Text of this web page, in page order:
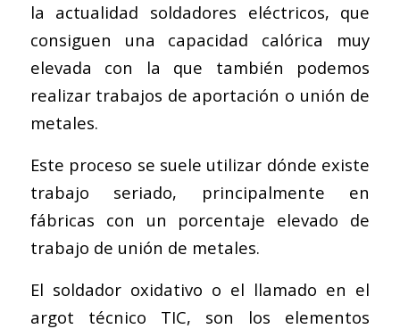
la actualidad soldadores eléctricos, que
consiguen una capacidad calórica muy
elevada con la que también podemos
realizar trabajos de aportación o unión de
metales.
Este proceso se suele utilizar dónde existe
trabajo seriado, principalmente en
fábricas con un porcentaje elevado de
trabajo de unión de metales.
El soldador oxidativo o el llamado en el
argot técnico TIC, son los elementos